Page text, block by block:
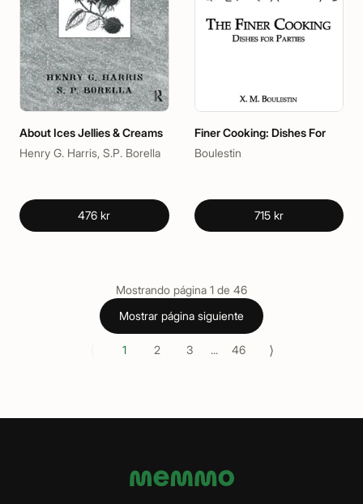
About Ices Jellies & Creams
Henry G. Harris, S.P. Borella
476 kr
Finer Cooking: Dishes For
Boulestin
715 kr
Mostrando página 1 de 46
Mostrar página siguiente
1 2 3 ... 46 ⟩